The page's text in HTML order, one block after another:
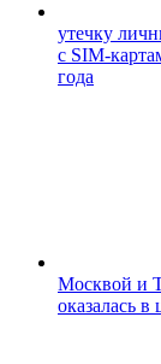
утечку
с SIM-
года
Москвой и
оказалась в